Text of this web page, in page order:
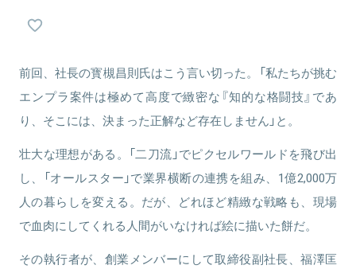
関連情報をみる
前回、社長の寳槻昌則氏はこう言い切った。「私たちが挑む
エンプラ案件は極めて高度で緻密な『知的な格闘技』であ
り、そこには、決まった正解など存在しません」と。
壮大な理想がある。「二刀流」でピクセルワールドを飛び出
し、「オールスター」で業界横断の連携を組み、1億2,000万
人の暮らしを変える。だが、どれほど精緻な戦略も、現場
で血肉にしてくれる人間がいなければ絵に描いた餅だ。
その執行者が、創業メンバーにして取締役副社長、福澤匡